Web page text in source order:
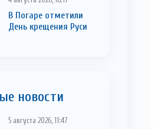
В Погаре отметили
День крещения Руси
новости
5 августа 2026, 11:47